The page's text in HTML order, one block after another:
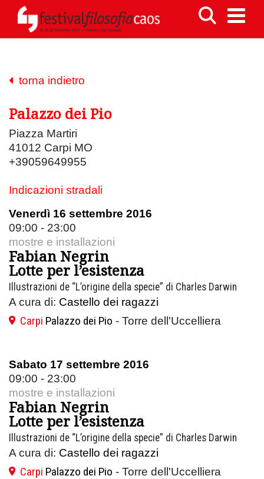
torna indietro
Palazzo dei Pio
Piazza Martiri
41012 Carpi MO
+39059649955
Indicazioni stradali
Venerdì 16 settembre 2016
09:00 - 23:00
mostre e installazioni
Fabian Negrin
Lotte per l’esistenza
Illustrazioni de “L’origine della specie” di Charles Darwin
A cura di: Castello dei ragazzi
Carpi Palazzo dei Pio - Torre dell'Uccelliera
Sabato 17 settembre 2016
09:00 - 23:00
mostre e installazioni
Fabian Negrin
Lotte per l’esistenza
Illustrazioni de “L’origine della specie” di Charles Darwin
A cura di: Castello dei ragazzi
Carpi Palazzo dei Pio - Torre dell'Uccelliera